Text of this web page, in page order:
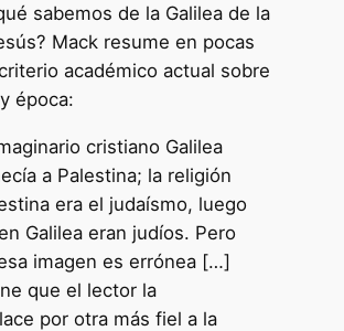
sabemos de la Galilea de la
Mack resume en pocas
académico actual sobre
época:
cristiano Galilea
a Palestina; la religión
era el judaísmo, luego
Galilea eran judíos. Pero
imagen es errónea […]
que el lector la
por otra más fiel a la